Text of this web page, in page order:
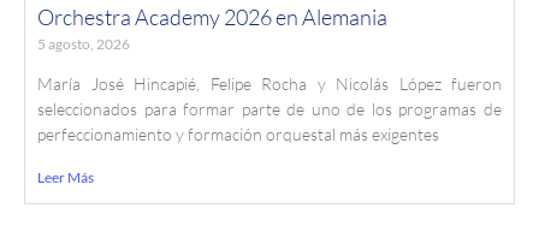
Orchestra Academy 2026 en Alemania
5 agosto, 2026
María José Hincapié, Felipe Rocha y Nicolás López fueron
seleccionados para formar parte de uno de los programas de
perfeccionamiento y formación orquestal más exigentes
Leer Más